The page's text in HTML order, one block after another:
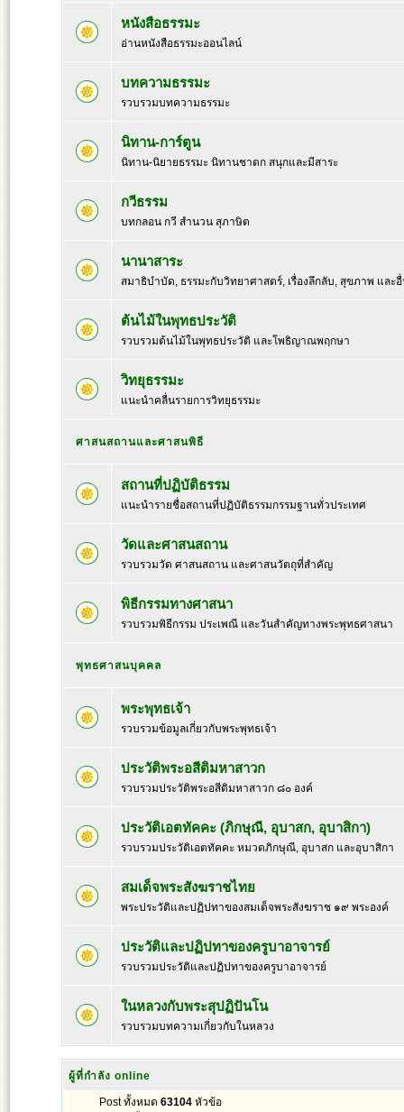
หนังสือธรรมะ
อ่านหนังสือธรรมะออนไลน์
บทความธรรมะ
รวบรวมบทความธรรมะ
นิทาน-การ์ตูน
นิทาน-นิยายธรรมะ นิทานชาดก สนุกและมีสาระ
กวีธรรม
บทกลอน กวี สำนวน สุภาษิต
นานาสาระ
สมาธิบำบัด, ธรรมะกับวิทยาศาสตร์, เรื่องลึกลับ, สุขภาพ และ
ต้นไม้ในพุทธประวัติ
รวบรวมต้นไม้ในพุทธประวัติ และโพธิญาณพฤกษา
วิทยุธรรมะ
แนะนำคลื่นรายการวิทยุธรรมะ
ศาสนสถานและศาสนพิธี
สถานที่ปฏิบัติธรรม
แนะนำรายชื่อสถานที่ปฏิบัติธรรมกรรมฐานทั่วประเทศ
วัดและศาสนสถาน
รวบรวมวัด ศาสนสถาน และศาสนวัตถุที่สำคัญ
พิธีกรรมทางศาสนา
รวบรวมพิธีกรรม ประเพณี และวันสำคัญทางพระพุทธศาสนา
พุทธศาสนบุคคล
พระพุทธเจ้า
รวบรวมข้อมูลเกี่ยวกับพระพุทธเจ้า
ประวัติพระอสีติมหาสาวก
รวบรวมประวัติพระอสีติมหาสาวก ๘๐ องค์
ประวัติเอตทัคคะ (ภิกษุณี, อุบาสก, อุบาสิกา)
รวบรวมประวัติเอตทัคคะ หมวดภิกษุณี, อุบาสก และอุบาสิกา
สมเด็จพระสังฆราชไทย
พระประวัติและปฏิปทาของสมเด็จพระสังฆราช ๑๙ พระองค์
ประวัติและปฏิปทาของครูบาอาจารย์
รวบรวมประวัติและปฏิปทาของครูบาอาจารย์
ในหลวงกับพระสุปฏิปันโน
รวบรวมบทความเกี่ยวกับในหลวง
ผู้ที่กำลัง online
Post ทั้งหมด 63104 หัวข้อ